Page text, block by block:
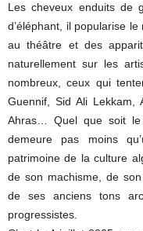
Les cheveux enduits de
d’éléphant, il popularise
au théâtre et des
naturellement sur les
nombreux, ceux qui
Guennif, Sid Ali Lekkam,
Ahras… Quel que soit le
demeure pas moins
patrimoine de la culture
de son machisme, de
de ses anciens tons
progressistes.